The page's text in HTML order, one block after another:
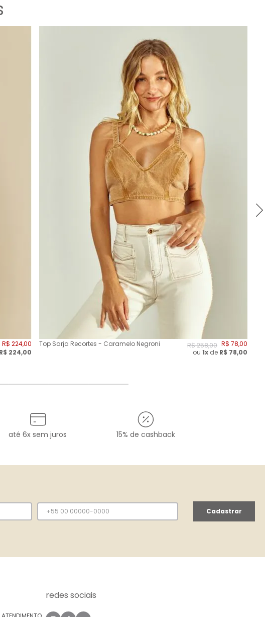
R$ 224,00
R$ 224,00
Top Sarja Recortes - Caramelo Negroni R$258,00 R$ 78,00
ou 1xde R$ 78,00
até 6x sem juros 15% de cashback
Cadastrar
redes sociais